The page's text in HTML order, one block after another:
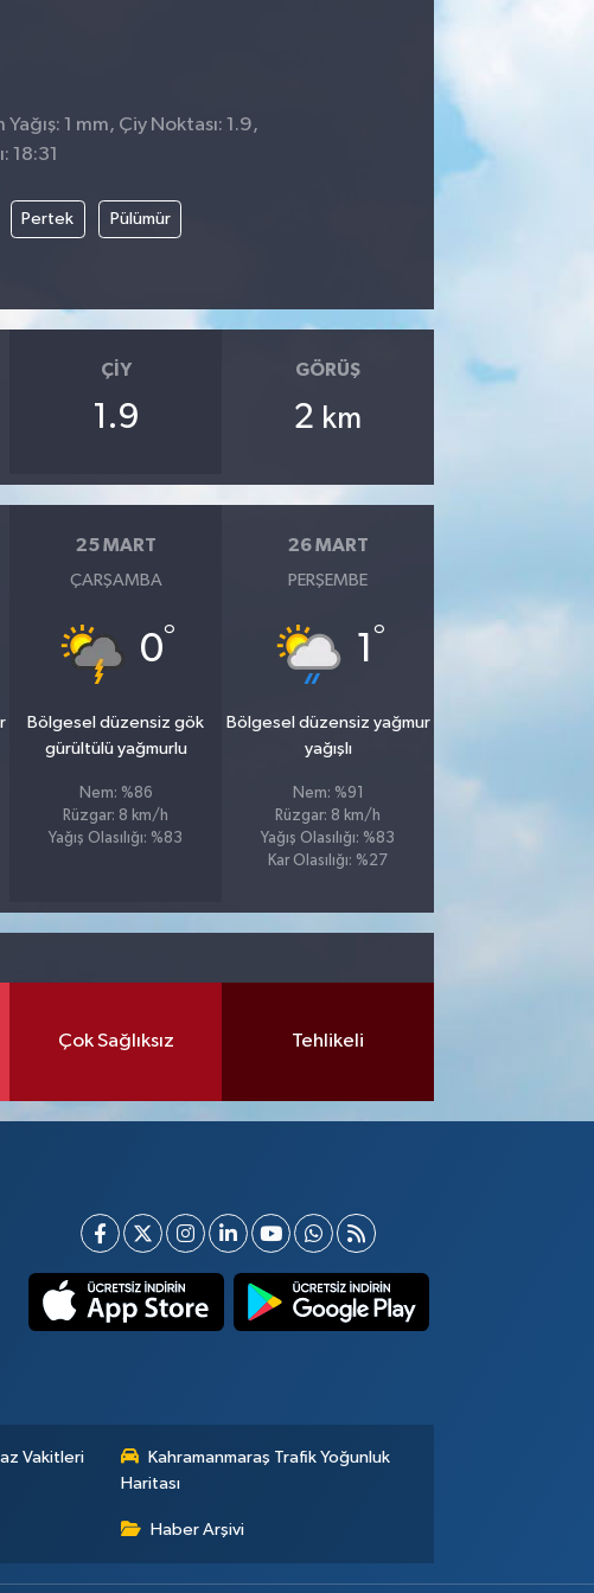
1 mm, Çiy Noktası: 1.9,
18:31
Pertek Pülümür
ÇIY
1.9
GÖRÜŞ
2 km
25 MART
ÇARŞAMBA
0°
Bölgesel düzensiz gök
gürültülü yağmurlu
Nem: %86
Rüzgar: 8 km/h
Yağış Olasılığı: %83
26 MART
PERŞEMBE
1 °
Bölgesel düzensiz yağmur
yağışlı
Nem: %91
Rüzgar: 8 km/h
Yağış Olasılığı: %83
Kar Olasılığı: %27
Çok Sağlıksız Tehlikeli
Vakitleri
Kahramanmaraş Trafik Yoğunluk
Haritası
Haber Arşivi